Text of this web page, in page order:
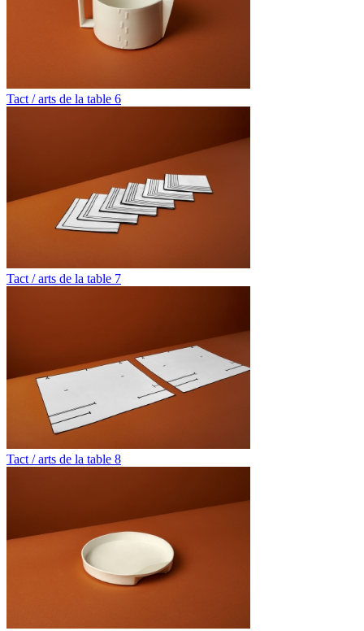
Tact / arts de la table 6
Tact / arts de la table 7
Tact / arts de la table 8